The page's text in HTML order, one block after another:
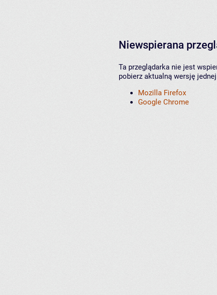
Niewspierana
Ta przeglądarka nie jest
pobierz aktualną wersję
Mozilla Firefox
Google Chrome